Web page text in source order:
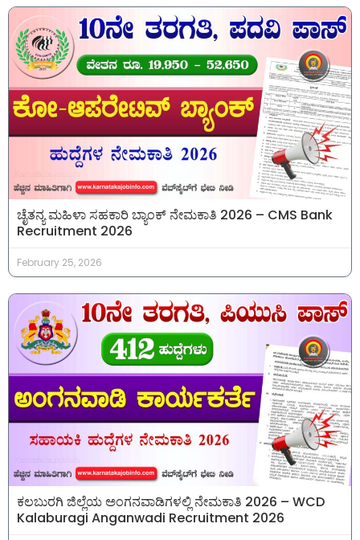
ಚೈತನ್ಯ ಮಹಿಳಾ ಸಹಕಾರಿ ಬ್ಯಾಂಕ್ ನೇಮಕಾತಿ 2026 – CMS Bank
Recruitment 2026
February 25, 2026
ಕಲಬುರಗಿ ಜಿಲ್ಲೆಯ ಅಂಗನವಾಡಿಗಳಲ್ಲಿ ನೇಮಕಾತಿ 2026 – WCD
Kalaburagi Anganwadi Recruitment 2026